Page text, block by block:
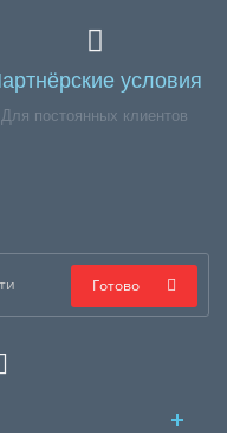
условия
Для постоянных клиентов
Готово